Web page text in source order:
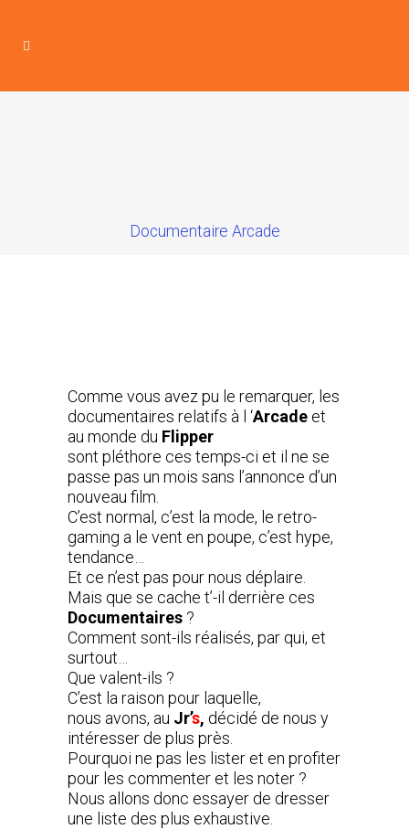
Documentaire Arcade
Comme vous avez pu le remarquer, les
documentaires relatifs à l ‘Arcade et
au monde du Flipper
sont pléthore ces temps-ci et il ne se
passe pas un mois sans l’annonce d’un
nouveau film.
C’est normal, c’est la mode, le retro-
gaming a le vent en poupe, c’est hype,
tendance…
Et ce n’est pas pour nous déplaire.
Mais que se cache t’-il derrière ces
Documentaires ?
Comment sont-ils réalisés, par qui, et
surtout…
Que valent-ils ?
C’est la raison pour laquelle,
nous avons, au Jr’s, décidé de nous y
intéresser de plus près.
Pourquoi ne pas les lister et en profiter
pour les commenter et les noter ?
Nous allons donc essayer de dresser
une liste des plus exhaustive.